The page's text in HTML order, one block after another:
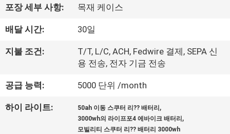
공
장
어
포장 세부 사항: 목재 케이스
배달 시간: 30일
지불 조건:
T/T, L/C, ACH, Fedwire 결제, SEPA 신
용 전송, 전자 기금 전송
공급 능력: 5000 단위 /month
하이 라이트: 50ah 이동 스쿠터 리?? 배터리 ,
3000wh의 라이프포4 에바이크 배터리 ,
모빌리티 스쿠터 리?? 배터리 3000wh